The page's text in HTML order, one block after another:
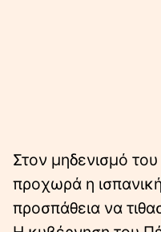
Στον μηδενισμό
προχωρά η
προσπάθεια να